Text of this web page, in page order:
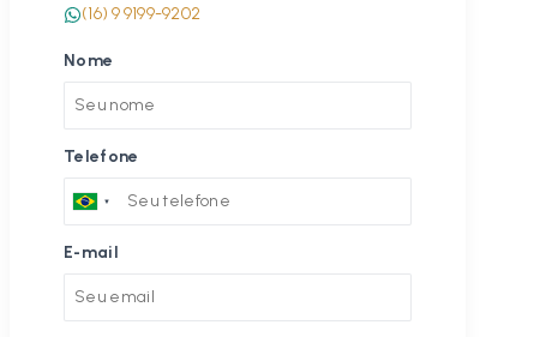
(16) 9 9199-9202
Nome
Telefone
E-mail